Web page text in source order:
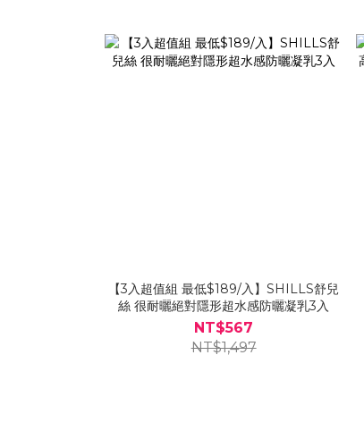
【3入超值組 最低$189/入】SHILLS舒兒
絲 很耐曬絕對隱形超水感防曬凝乳3入
NT$567
NT$1,497